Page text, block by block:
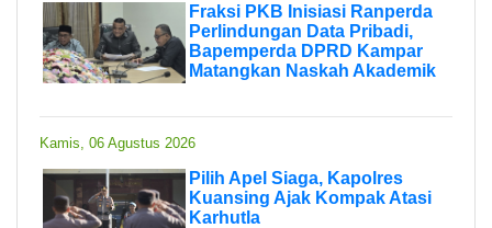
Fraksi PKB Inisiasi Ranperda
Perlindungan Data Pribadi,
Bapemperda DPRD Kampar
Matangkan Naskah Akademik
Kamis, 06 Agustus 2026
Pilih Apel Siaga, Kapolres
Kuansing Ajak Kompak Atasi
Karhutla